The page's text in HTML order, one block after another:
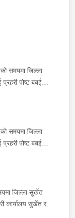
पोष्ट बबई
न. को फोर्स
१०
हजार दुई सय)
गन्तव्य स्थान तर्फ
पोष्ट बबई
न. को ई.भि
मुल्य
नियन्त्रणमा राखी
कार्यालय सुर्खेत र